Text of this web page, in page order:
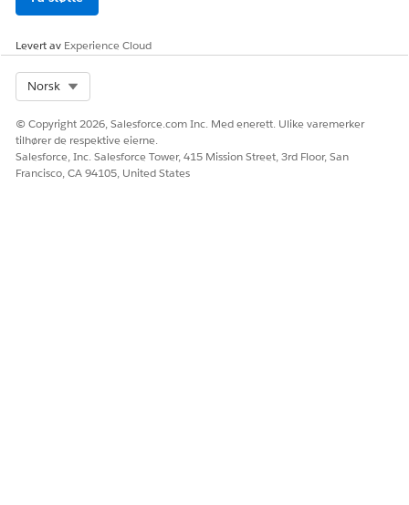
Levert av Experience Cloud
Norsk
© Copyright 2026, Salesforce.com Inc. Med enerett. Ulike varemerker
tilhører de respektive eierne.
Salesforce, Inc. Salesforce Tower, 415 Mission Street, 3rd Floor, San
Francisco, CA 94105, United States